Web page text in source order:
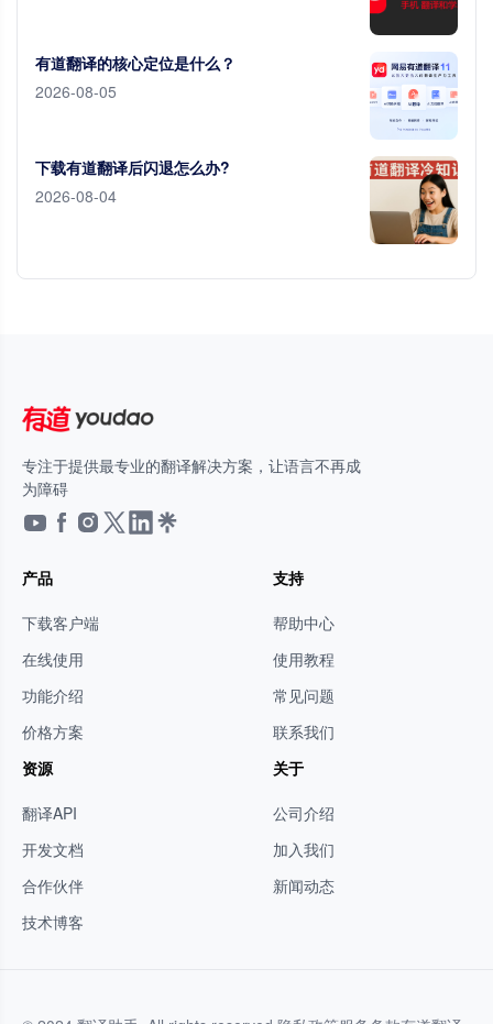
有道翻译的核心定位是什么？
2026-08-05
下载有道翻译后闪退怎么办?
2026-08-04
专注于提供最专业的翻译解决方案，让语言不再成
为障碍
产品
下载客户端
在线使用
功能介绍
价格方案
支持
帮助中心
使用教程
常见问题
联系我们
资源
翻译API
开发文档
合作伙伴
技术博客
关于
公司介绍
加入我们
新闻动态